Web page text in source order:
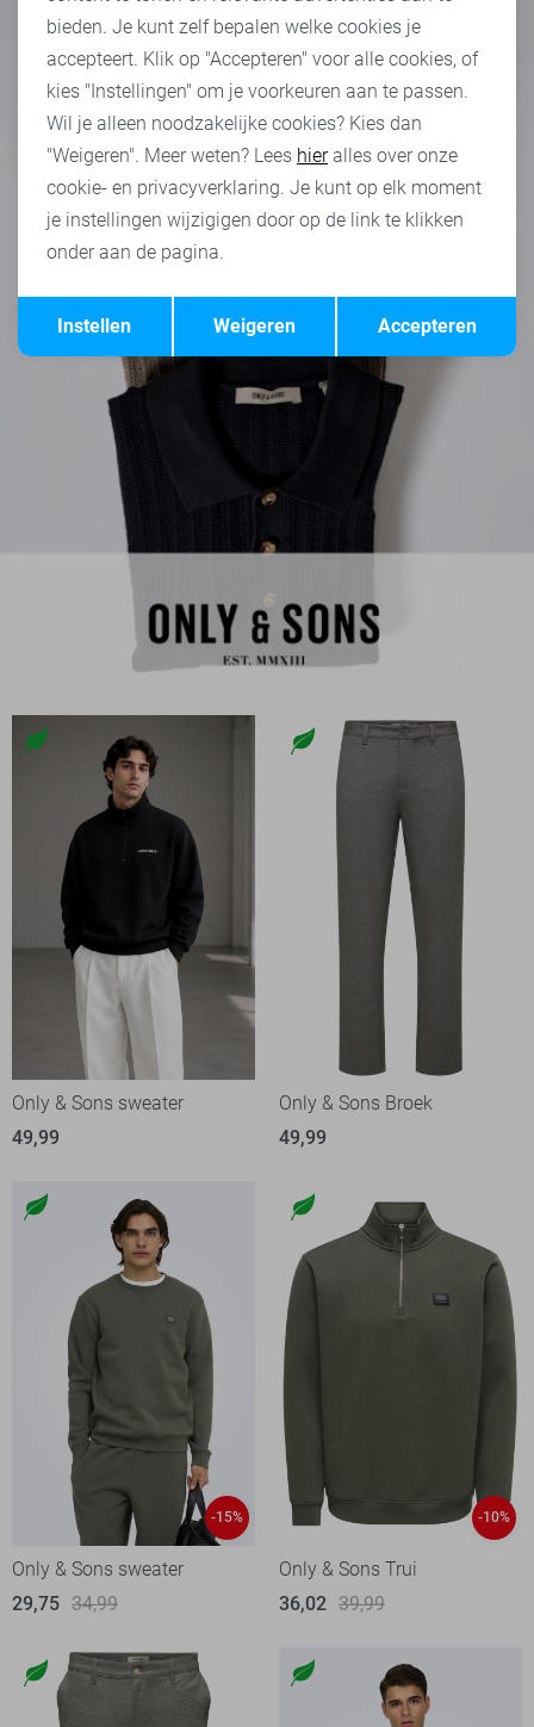
Only & Sons sweater
49,99
Only & Sons Broek
49,99
-15%
Only & Sons sweater
29,75 34,99
-10%
Only & Sons Trui
36,02 39,99
Terug Opslaan
bieden. Je kunt zelf bepalen welke cookies je
accepteert. Klik op "Accepteren" voor alle cookies, of
kies "Instellingen" om je voorkeuren aan te passen.
Wil je alleen noodzakelijke cookies? Kies dan
"Weigeren". Meer weten? Lees hieralles over onze
cookie- en privacyverklaring. Je kunt op elk moment
je instellingen wijzigigen door op de link te klikken
onder aan de pagina.
Accepteren
Weigeren
Instellen